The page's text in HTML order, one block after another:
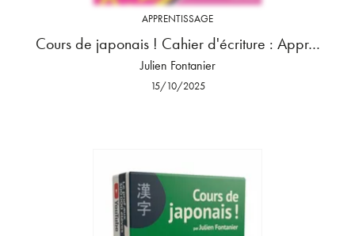
APPRENTISSAGE
Cours de japonais ! Cahier d'écriture : Appr…
Julien Fontanier
15/10/2025